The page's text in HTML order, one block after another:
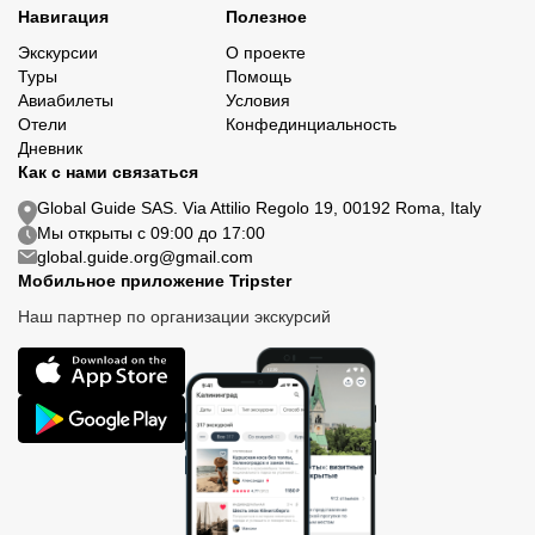
Навигация
Экскурсии
Туры
Авиабилеты
Отели
Дневник
Полезное
О проекте
Помощь
Условия
Конфединциальность
Как с нами связаться
Global Guide SAS. Via Attilio Regolo 19, 00192 Roma, Italy
Мы открыты с 09:00 до 17:00
global.guide.org@gmail.com
Мобильное приложение Tripster
Наш партнер по организации экскурсий